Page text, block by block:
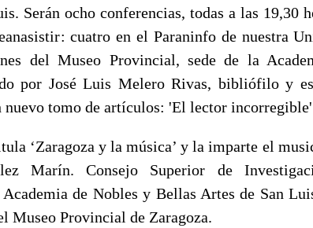
Serán ocho conferencias, todas a las 19,30
cuatro en el Paraninfo de nuestra
del Museo Provincial, sede de la
por José Luis Melero Rivas, bibliófilo y
tomo de artículos: 'El lector
‘Zaragoza y la música’ y la imparte el
Marín. Consejo Superior de
de Nobles y Bellas Artes de San
Museo Provincial de Zaragoza.